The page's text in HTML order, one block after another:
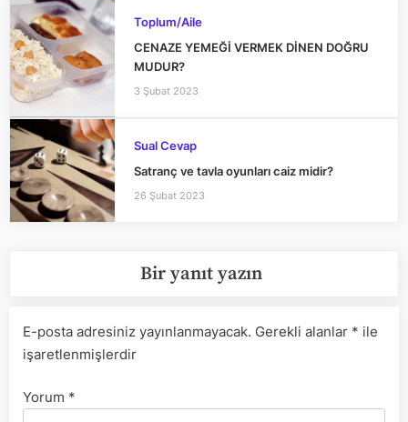
Toplum/Aile
CENAZE YEMEĞİ VERMEK DİNEN DOĞRU
MUDUR?
3 Şubat 2023
Sual Cevap
Satranç ve tavla oyunları caiz midir?
26 Şubat 2023
Bir yanıt yazın
E-posta adresiniz yayınlanmayacak. Gerekli alanlar * ile
işaretlenmişlerdir
Yorum *